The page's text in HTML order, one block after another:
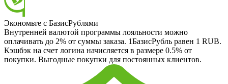
Экономьте с БазисРублями
Внутренней валютой программы лояльности можно
оплачивать до 2% от суммы заказа. 1БазисРубль равен 1 RUB.
Кэшбэк на счет логина начисляется в размере 0.5% от
покупки. Выгодные покупки для постоянных клиентов.